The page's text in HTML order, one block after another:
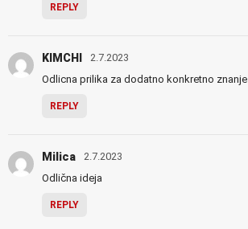
REPLY
KIMCHI 2.7.2023
Odlicna prilika za dodatno konkretno znanje
REPLY
Milica 2.7.2023
Odlična ideja
REPLY